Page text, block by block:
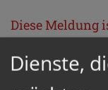
Diese Meldung
Produkt
Dienste,